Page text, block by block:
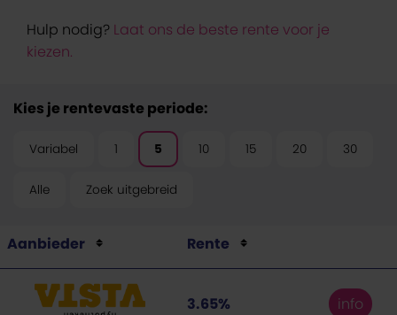
Hulp nodig? Laat ons de beste rente voor je
kiezen.
Kies je rentevaste periode:
Variabel 1 5 10 15 20 30
Alle Zoek uitgebreid
Aanbieder Rente
3.65% info